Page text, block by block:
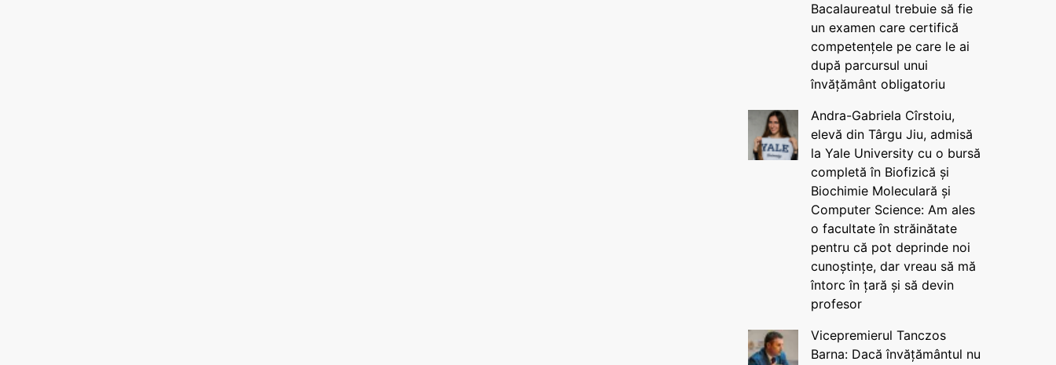
Bacalaureatul trebuie să fie
un examen care certifică
competențele pe care le ai
după parcursul unui
învățământ obligatoriu
Andra-Gabriela Cîrstoiu,
elevă din Târgu Jiu, admisă
la Yale University cu o bursă
completă în Biofizică și
Biochimie Moleculară și
Computer Science: Am ales
o facultate în străinătate
pentru că pot deprinde noi
cunoștințe, dar vreau să mă
întorc în țară și să devin
profesor
Vicepremierul Tanczos
Barna: Dacă învățământul nu